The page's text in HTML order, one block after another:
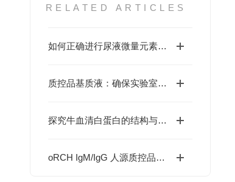
RELATED ARTICLES
如何正确进行尿液微量元素检测？
质控品基质液：确保实验室测试结果一致性的关键因素
探究牛血清白蛋白的结构与功能
oRCH IgM/IgG 人源质控品在实验室中的应用